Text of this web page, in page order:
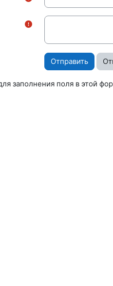
заполнения поля в этой